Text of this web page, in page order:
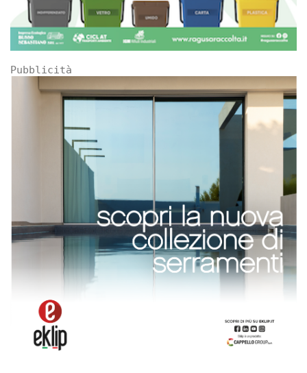
Pubblicità